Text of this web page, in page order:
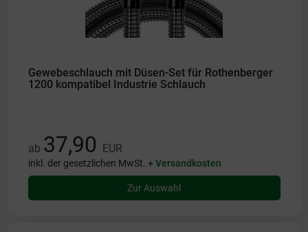
Gewebeschlauch mit Düsen-Set für Rothenberger
1200 kompatibel Industrie Schlauch
ab 37,90 EUR
inkl. der gesetzlichen MwSt. +Versandkosten
Zur Auswahl